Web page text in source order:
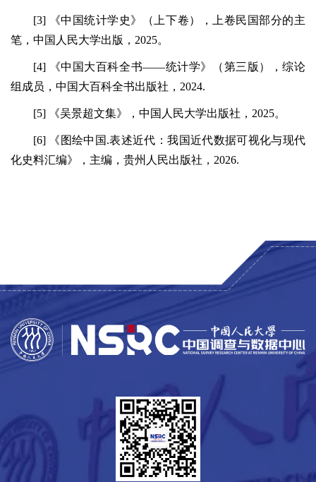
[3] 《中国统计学史》（上下卷），上卷民国部分的主
笔，中国人民大学出版，2025。
[4] 《中国大百科全书——统计学》（第三版），综论
组成员，中国大百科全书出版社，2024.
[5] 《吴景超文集》，中国人民大学出版社，2025。
[6] 《图绘中国.表述近代：我国近代数据可视化与现代
化史料汇编》，主编，贵州人民出版社，2026.